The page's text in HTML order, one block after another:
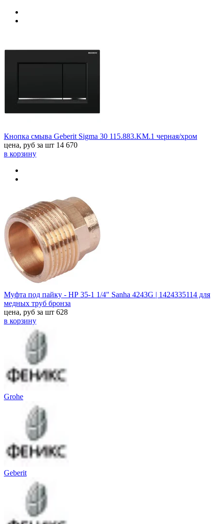
Кнопка смыва Geberit Sigma 30 115.883.KM.1 черная/хром
цена, руб за шт 14 670
в корзину
Муфта под пайку - НР 35-1 1/4" Sanha 4243G | 1424335114 для
медных труб бронза
цена, руб за шт 628
в корзину
Grohe
Geberit